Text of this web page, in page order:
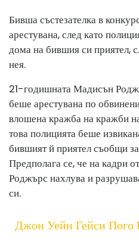
Бивша състезателка в
арестувана, след като
дома на бившия си приятел,
нея.
21-годишната Мадисън
беше арестувана по
влошена кражба на кражби
това полицията беше
бившият й приятел съобщи
Предполага се, че на кадри
Роджърс нахлува и
си.
Джон Уейн Гейси Пого